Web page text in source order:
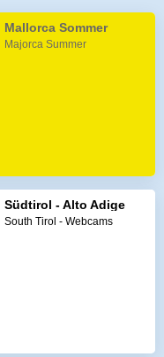
Mallorca Sommer
Majorca Summer
Südtirol - Alto Adige
South Tirol - Webcams